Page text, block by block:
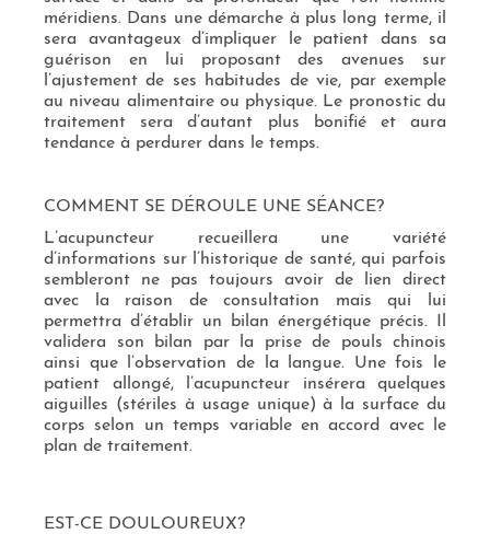
méridiens. Dans une démarche à plus long terme, il
sera avantageux d’impliquer le patient dans sa
guérison en lui proposant des avenues sur
l’ajustement de ses habitudes de vie, par exemple
au niveau alimentaire ou physique. Le pronostic du
traitement sera d’autant plus bonifié et aura
tendance à perdurer dans le temps.
COMMENT SE DÉROULE UNE SÉANCE?
L’acupuncteur recueillera une variété
d’informations sur l’historique de santé, qui parfois
sembleront ne pas toujours avoir de lien direct
avec la raison de consultation mais qui lui
permettra d’établir un bilan énergétique précis. Il
validera son bilan par la prise de pouls chinois
ainsi que l’observation de la langue. Une fois le
patient allongé, l’acupuncteur insérera quelques
aiguilles (stériles à usage unique) à la surface du
corps selon un temps variable en accord avec le
plan de traitement.
EST-CE DOULOUREUX?